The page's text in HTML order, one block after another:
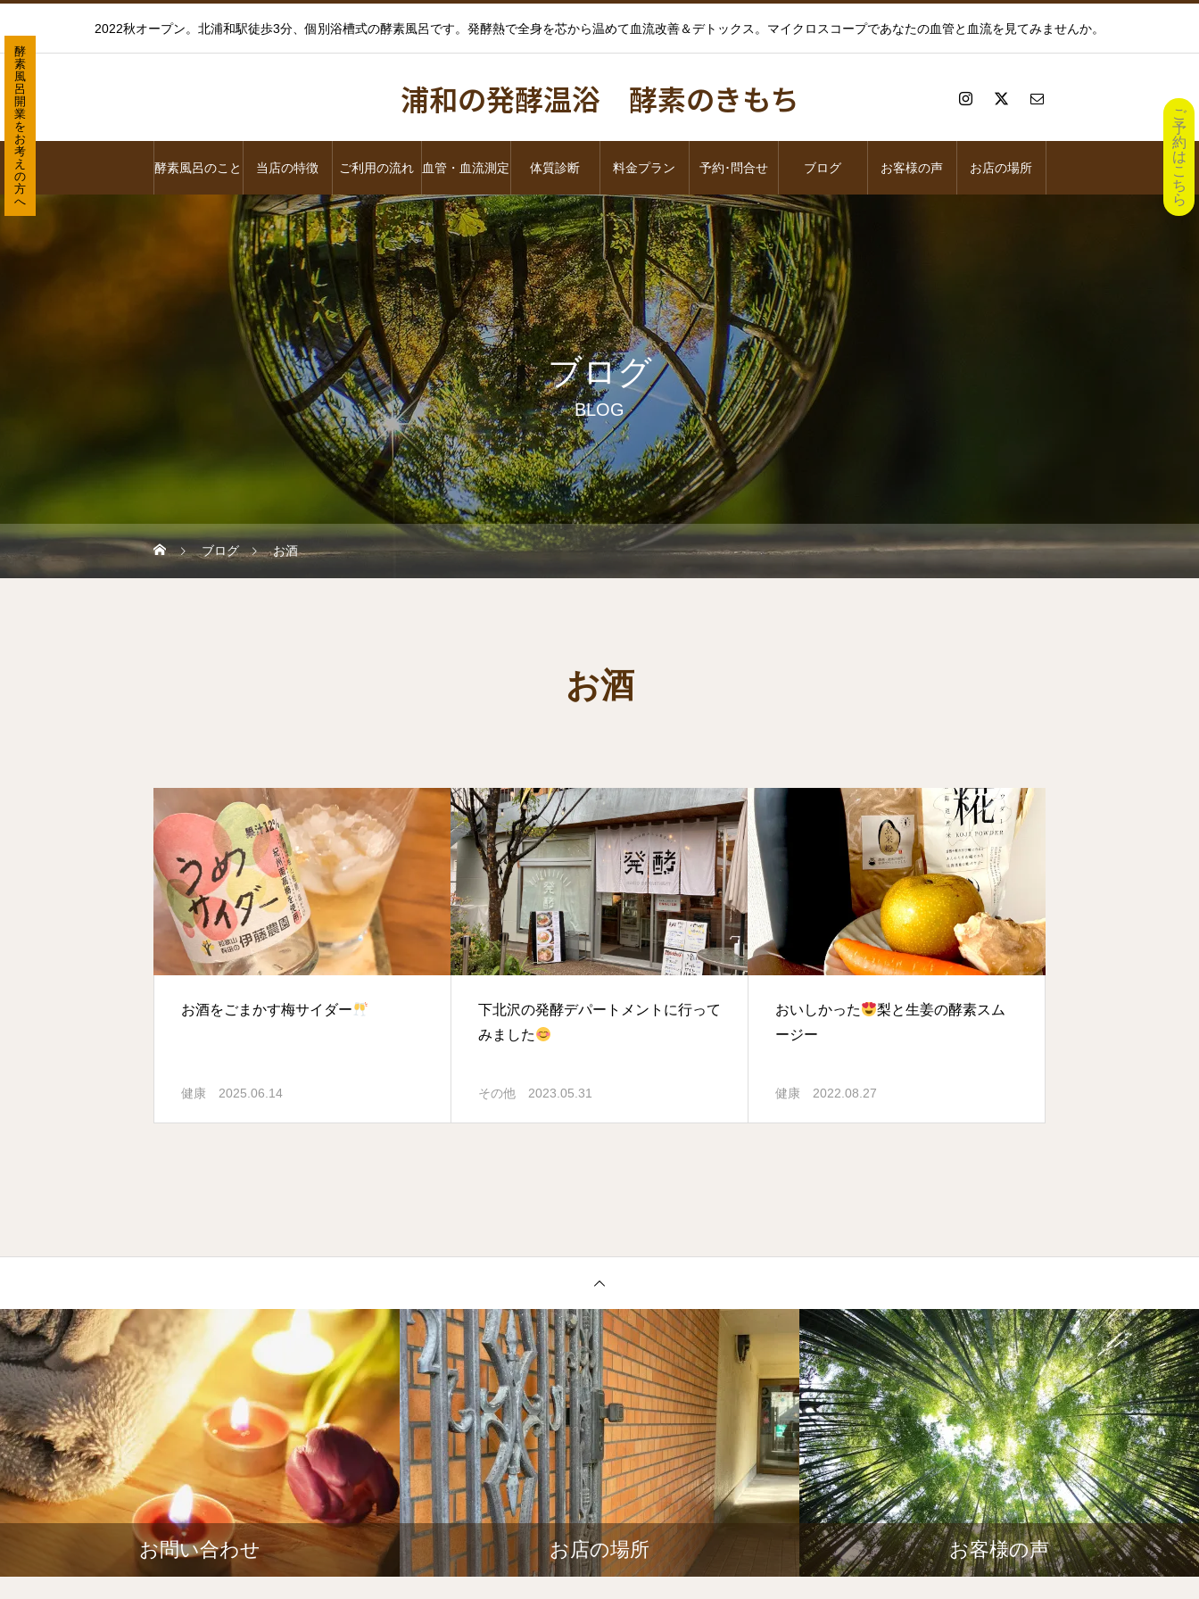
2022秋オープン。北浦和駅徒歩3分、個別浴槽式の酵素風呂です。発酵熱で全身を芯から温めて血流改善＆デトックス。マイクロスコープであなたの血管と血流を見てみませんか。
浦和の発酵温浴 酵素のきもち
酵素風呂のこと 当店の特徴 ご利用の流れ 血管・血流測定 体質診断 料金プラン 予約･問合せ ブログ お客様の声 お店の場所
ブログ
BLOG
ブログ お酒
お酒
お酒をごまかす梅サイダー
健康 2025.06.14
下北沢の発酵デパートメントに行って
みました
その他 2023.05.31
おいしかった
梨と生姜の酵素スム
ージー
健康 2022.08.27
お問い合わせ お店の場所 お客様の声
ご
予
約
は
こ
ち
ら
酵
素
風
呂
開
業
を
お
考
え
の
方
へ